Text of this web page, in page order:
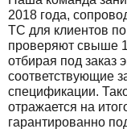
2018 года,
ТС для клиентов
проверяют свыше
отбирая под заказ
соответствующие
спецификации.
отражается на
гарантированно